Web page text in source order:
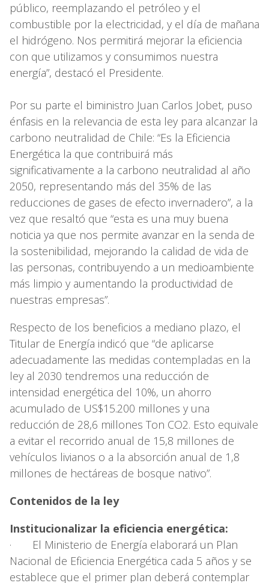
público, reemplazando el petróleo y el
combustible por la electricidad, y el día de mañana
el hidrógeno. Nos permitirá mejorar la eficiencia
con que utilizamos y consumimos nuestra
energía”, destacó el Presidente.
Por su parte el biministro Juan Carlos Jobet, puso
énfasis en la relevancia de esta ley para alcanzar la
carbono neutralidad de Chile: “Es la Eficiencia
Energética la que contribuirá más
significativamente a la carbono neutralidad al año
2050, representando más del 35% de las
reducciones de gases de efecto invernadero”, a la
vez que resaltó que “esta es una muy buena
noticia ya que nos permite avanzar en la senda de
la sostenibilidad, mejorando la calidad de vida de
las personas, contribuyendo a un medioambiente
más limpio y aumentando la productividad de
nuestras empresas”.
Respecto de los beneficios a mediano plazo, el
Titular de Energía indicó que “de aplicarse
adecuadamente las medidas contempladas en la
ley al 2030 tendremos una reducción de
intensidad energética del 10%, un ahorro
acumulado de US$15.200 millones y una
reducción de 28,6 millones Ton CO2. Esto equivale
a evitar el recorrido anual de 15,8 millones de
vehículos livianos o a la absorción anual de 1,8
millones de hectáreas de bosque nativo”.
Contenidos de la ley
Institucionalizar la eficiencia energética:
· El Ministerio de Energía elaborará un Plan
Nacional de Eficiencia Energética cada 5 años y se
establece que el primer plan deberá contemplar